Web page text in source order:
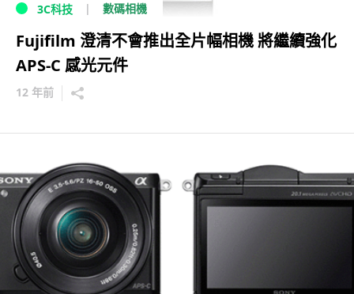
3C科技 數碼相機
Fujifilm 澄清不會推出全片幅相機 將繼續強化
APS-C 感光元件
12 年前